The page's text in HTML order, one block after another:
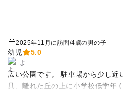
2025年11月に訪問/4歳の男の子
幼児 5.0
よ
広い公園です。 駐車場から少し近
具、離れた丘の上に小学校低学年